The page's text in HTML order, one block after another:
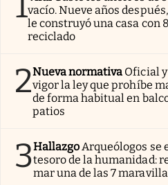
vacío. Nueve años
le construyó una casa con
reciclado
2Nueva normativa Oficial
vigor la ley que prohíbe
de forma habitual en
patios
3Hallazgo Arqueólogos se
tesoro de la humanidad:
mar una de las 7